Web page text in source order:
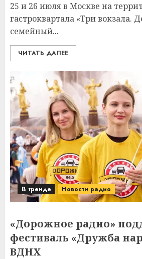
25 и 26 июля в Москве на
гастроквартала «Три вокзала.
семейный...
ЧИТАТЬ ДАЛЕЕ
В тренде Новости радио
«Дорожное радио»
фестиваль «Дружба
ВДНХ